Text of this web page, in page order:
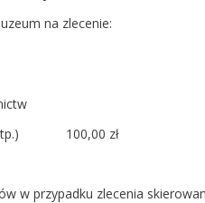
na zlecenie:
itp.) 100,00 zł
w przypadku zlecenia